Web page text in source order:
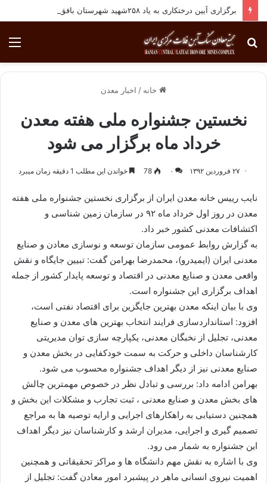
برگزاری آیین درختکاری به یاد ۲۵۸شهید شهرستان بافق
جستجو
برای
خانه / اخبار معدن
نخستین جشنواره ملی هفته معدن
خرداد ماه برگزار می شود
۲۷ فروردین ۱۳۹۲ ۰ 78 خواندن این مطلب 1 دقیقه زمان میبرد
نایب رییس خانه معدن ایران از برگزاری نخستین جشنواره ملی هفته
معدن در روز اول خرداد ماه ۹۲ در سازمان زمین شناسی و
اكتشافات معدنی كشور خبر داد.
به گزارش روابط عمومی سازمان توسعه و نوسازی معادن و صنایع
معدنی ایران (ایمیدرو)، محمدرضا بهرامن گفت: تبیین جایگاه و نقش
واقعی معدن و صنایع معدنی در اقتصاد و توسعه پایدار كشور از جمله
اهداف برگزاری این جشنواره است.
وی با بیان اینكه معدن بهترین جایگزین برای اقتصاد نفتی است،
افزود: استانداردسازی فرایند انتخاب بهترین های معدن و صنایع
معدنی، تجلیل از نخبگان معدنی، یكپارچه سازی توان مدیریتی
كارشناسان داخلی و حركت به سمت خودكفایی در بخش معدن و
صنایع معدنی نیز از دیگر اهداف جشنواره محسوب می شود.
بهرامن ادامه داد: بررسی و تبادل نظر در خصوص مهمترین چالش
های بخش معدن و صنایع معدنی ، ثبت تجارب و مشكلات این بخش و
همچنین دستیابی به راهكارهای اجرایی و ارایه توصیه ها به مراجع
تصمیم گیری و اجرایی، مدیران ارشد و كارشناسان نیز دیگر اهداف
این جشنواره به شمار می رود.
وی با اشاره به نقش مهم دانشگاه ها و مراكز تحقیقاتی و همچنین
اهمیت نیروی انسانی ماهر در پیشبرد امور معادن گفت: تجلیل از